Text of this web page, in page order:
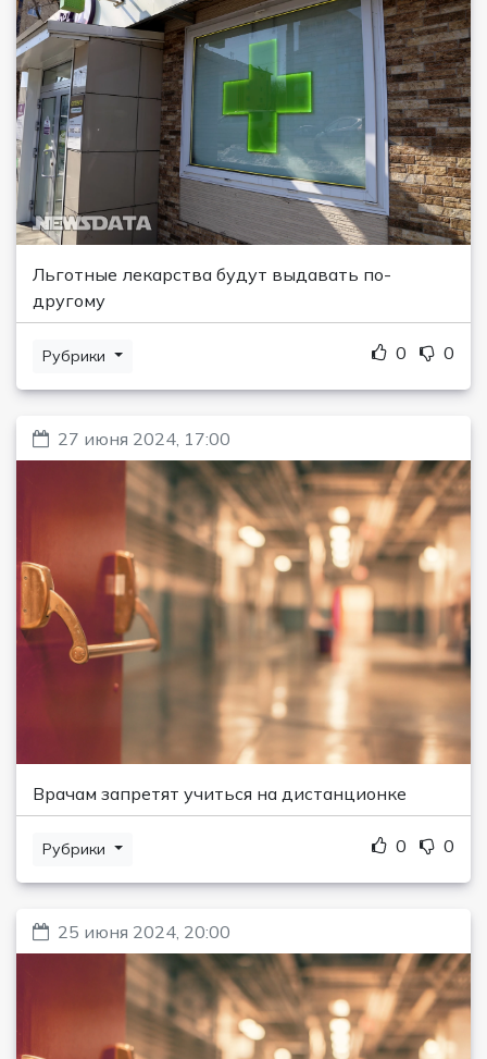
Льготные лекарства будут выдавать по-
другому
Рубрики 0 0
27 июня 2024, 17:00
Врачам запретят учиться на дистанционке
Рубрики 0 0
25 июня 2024, 20:00